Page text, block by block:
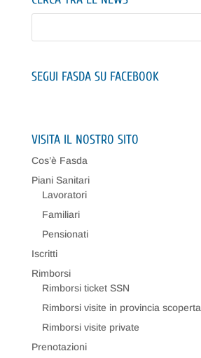
SEGUI FASDA SU FACEBOOK
VISITA IL NOSTRO SITO
Cos’è Fasda
Piani Sanitari
Lavoratori
Familiari
Pensionati
Iscritti
Rimborsi
Rimborsi ticket SSN
Rimborsi visite in provincia scoperta
Rimborsi visite private
Prenotazioni